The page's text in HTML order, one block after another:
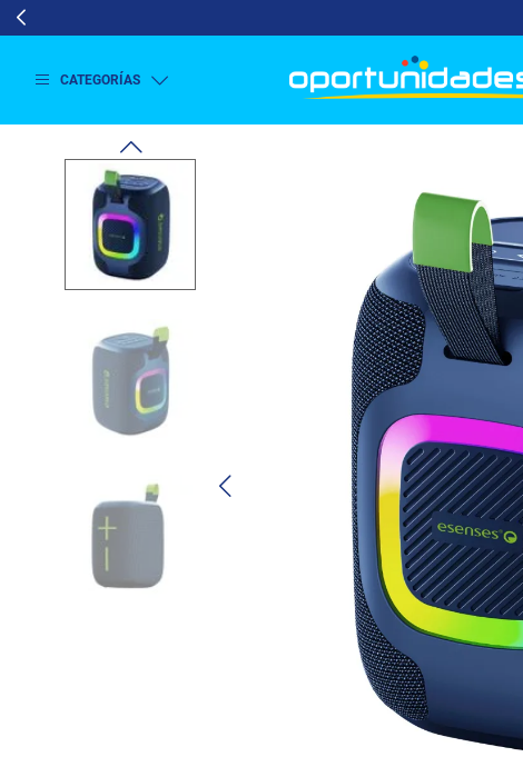
CATEGORÍAS
Lavado
Secado
Refrigeración
Refrigeración
Comercial
Aire y
Climatización
Colchones
Cocina
Tecnología
Sonido
Combos
Cuidado